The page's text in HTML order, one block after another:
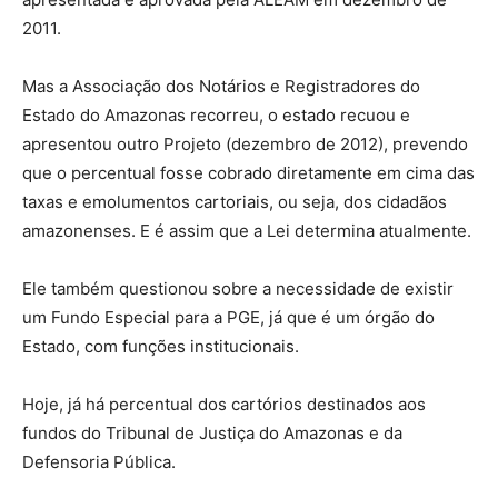
2011.
Mas a Associação dos Notários e Registradores do
Estado do Amazonas recorreu, o estado recuou e
apresentou outro Projeto (dezembro de 2012), prevendo
que o percentual fosse cobrado diretamente em cima das
taxas e emolumentos cartoriais, ou seja, dos cidadãos
amazonenses. E é assim que a Lei determina atualmente.
Ele também questionou sobre a necessidade de existir
um Fundo Especial para a PGE, já que é um órgão do
Estado, com funções institucionais.
Hoje, já há percentual dos cartórios destinados aos
fundos do Tribunal de Justiça do Amazonas e da
Defensoria Pública.